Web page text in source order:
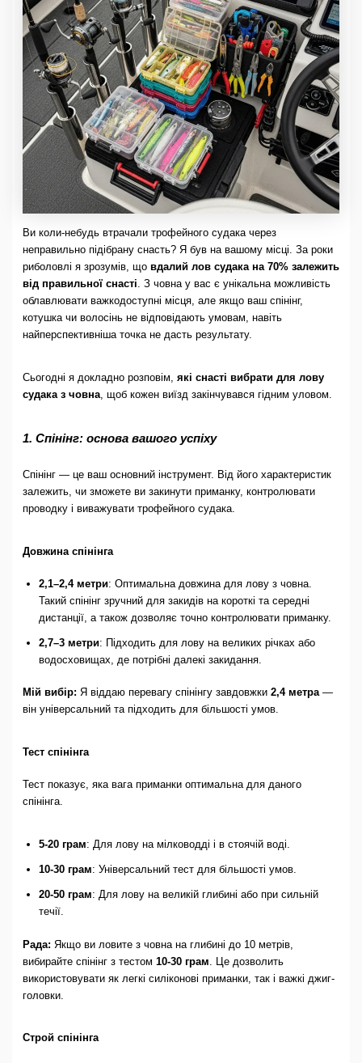
Ви коли-небудь втрачали трофейного судака через
неправильно підібрану снасть? Я був на вашому місці. За роки
риболовлі я зрозумів, що вдалий лов судака на 70% залежить
від правильної снасті. З човна у вас є унікальна можливість
облавлювати важкодоступні місця, але якщо ваш спінінг,
котушка чи волосінь не відповідають умовам, навіть
найперспективніша точка не дасть результату.
Сьогодні я докладно розповім, які снасті вибрати для лову
судака з човна, щоб кожен виїзд закінчувався гідним уловом.
1. Спінінг: основа вашого успіху
Спінінг — це ваш основний інструмент. Від його характеристик
залежить, чи зможете ви закинути приманку, контролювати
проводку і виважувати трофейного судака.
Довжина спінінга
2,1–2,4 метри: Оптимальна довжина для лову з човна.
Такий спінінг зручний для закидів на короткі та середні
дистанції, а також дозволяє точно контролювати приманку.
2,7–3 метри: Підходить для лову на великих річках або
водосховищах, де потрібні далекі закидання.
Мій вибір: Я віддаю перевагу спінінгу завдовжки 2,4 метра—
він універсальний та підходить для більшості умов.
Тест спінінга
Тест показує, яка вага приманки оптимальна для даного
спінінга.
5-20 грам: Для лову на мілководді і в стоячій воді.
10-30 грам: Універсальний тест для більшості умов.
20-50 грам: Для лову на великій глибині або при сильній
течії.
Рада: Якщо ви ловите з човна на глибині до 10 метрів,
вибирайте спінінг з тестом 10-30 грам . Це дозволить
використовувати як легкі силіконові приманки, так і важкі джиг-
головки.
Строй спінінга